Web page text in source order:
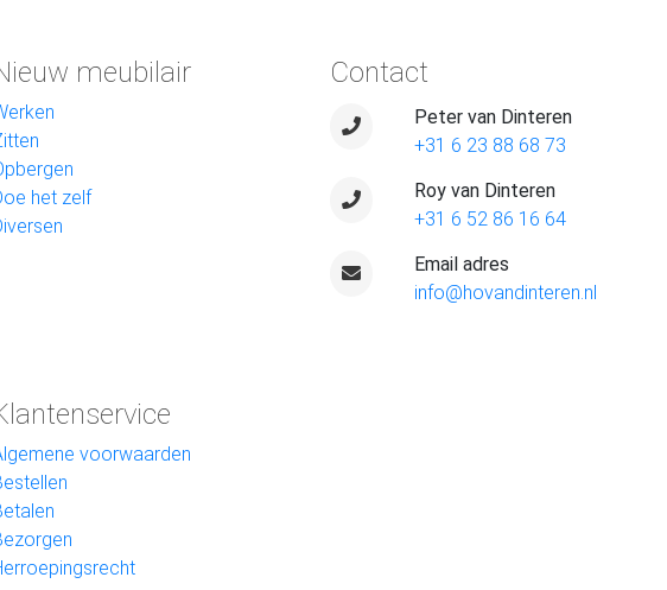
meubilair
het zelf
Contact
Peter van Dinteren
+31 6 23 88 68 73
Roy van Dinteren
+31 6 52 86 16 64
Email adres
info@hovandinteren.nl
voorwaarden